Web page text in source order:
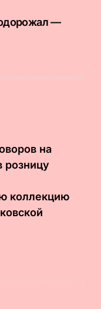
—
на
розницу
коллекцию